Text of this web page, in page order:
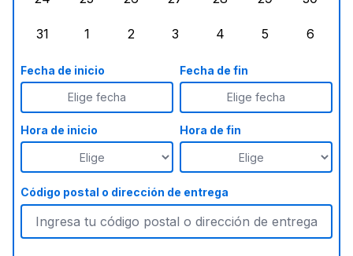
31
1
2
3
4
5
6
Fecha de inicio
Elige fecha
Fecha de fin
Elige fecha
Hora de inicio Hora de fin
Código postal o dirección de entrega